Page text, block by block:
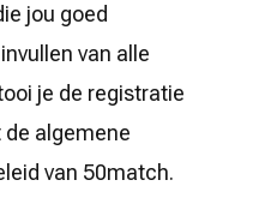
jou goed
van alle
je de registratie
algemene
van 50match.